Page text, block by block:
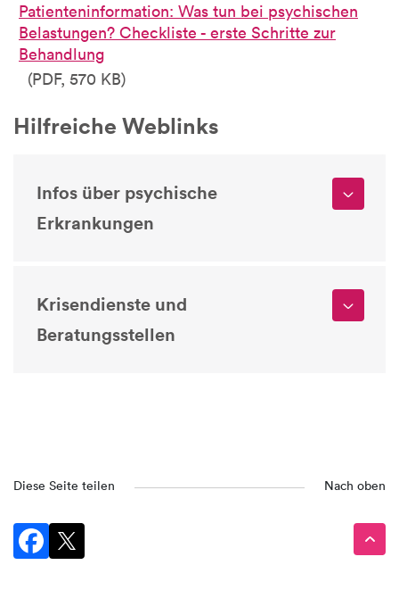
Patienteninformation: Was tun bei psychischen
Belastungen? Checkliste - erste Schritte zur
Behandlung
(PDF, 570 KB)
Hilfreiche Weblinks
Infos über psychische
Erkrankungen
Krisendienste und
Beratungsstellen
Diese Seite teilen Nach oben